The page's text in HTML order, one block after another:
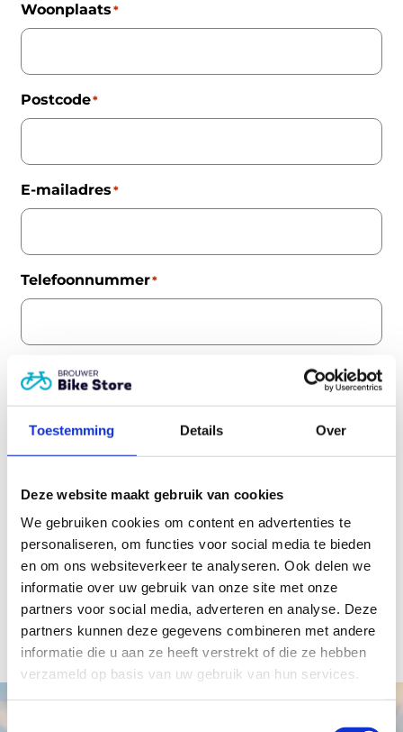
Toestemming Details Over
Deze website maakt gebruik van cookies
We gebruiken cookies om content en advertenties te
personaliseren, om functies voor social media te bieden
en om ons websiteverkeer te analyseren. Ook delen we
informatie over uw gebruik van onze site met onze
partners voor social media, adverteren en analyse. Deze
partners kunnen deze gegevens combineren met andere
informatie die u aan ze heeft verstrekt of die ze hebben
verzameld op basis van uw gebruik van hun services.
Woonplaats*
Postcode*
E-mailadres*
Telefoonnummer*
IBAN*
CAPTCHA